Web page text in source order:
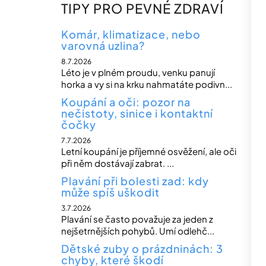
TIPY PRO PEVNÉ ZDRAVÍ
Komár, klimatizace, nebo
varovná uzlina?
8.7.2026
Léto je v plném proudu, venku panují
horka a vy si na krku nahmatáte podivn...
Koupání a oči: pozor na
nečistoty, sinice i kontaktní
čočky
7.7.2026
Letní koupání je příjemné osvěžení, ale oči
při něm dostávají zabrat. ...
Plavání při bolesti zad: kdy
může spíš uškodit
3.7.2026
Plavání se často považuje za jeden z
nejšetrnějších pohybů. Umí odlehč...
Dětské zuby o prázdninách: 3
chyby, které škodí